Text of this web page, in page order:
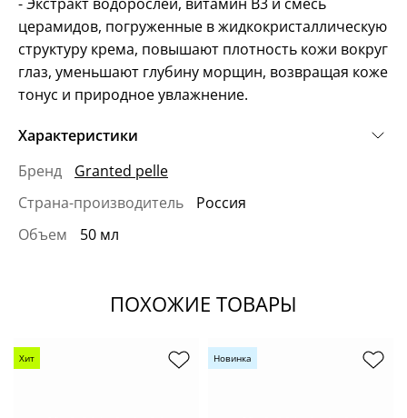
церамидов, погруженные в жидкокристаллическую
структуру крема, повышают плотность кожи вокруг
глаз, уменьшают глубину морщин, возвращая коже
тонус и природное увлажнение.
Характеристики
Бренд
Granted pelle
Страна-производитель
Россия
Объем
50 мл
ПОХОЖИЕ ТОВАРЫ
Хит Новинка